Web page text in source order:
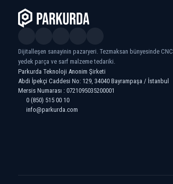
Dijitalleşen sanayinin pazaryeri. Tezmaksan bünyesinde CNC
yedek parça ve sarf malzeme tedariki.
Parkurda Teknoloji Anonim Şirketi
Abdi İpekçi Caddesi No: 129, 34040 Bayrampaşa / İstanbul
Mersis Numarası : 0721095035200001
0 (850) 515 00 10
info@parkurda.com